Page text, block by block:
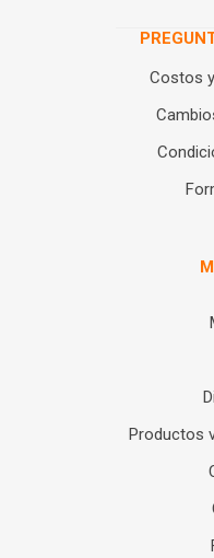
Costos
Productos